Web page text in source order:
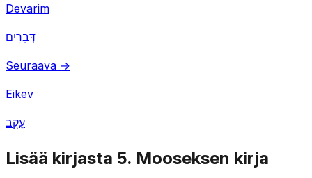
Devarim
דְּבָרִים
Seuraava →
Eikev
עֵקֶב
Lisää kirjasta 5. Mooseksen kirja